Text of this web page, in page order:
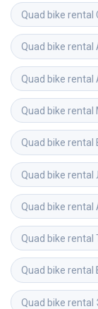
Quad bike rental
Quad bike rental
Quad bike rental
Quad bike rental
Quad bike rental
Quad bike rental
Quad bike rental
Quad bike rental
Quad bike rental
Quad bike rental